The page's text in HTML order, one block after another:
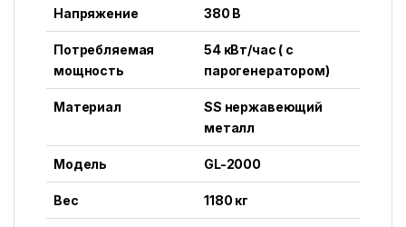
Напряжение 380 В
Потребляемая
мощность
54 кВт/час ( с
парогенератором)
Материал
SS нержавеющий
металл
Модель GL-2000
Вес 1180 кг